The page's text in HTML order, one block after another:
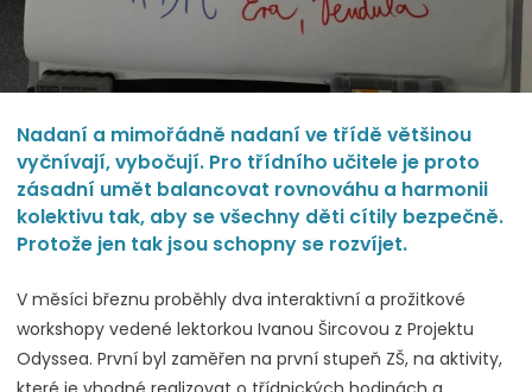
Nadaní a mimořádně nadaní ve třídě většinou
vyčnívají, vybočují. Pro třídního učitele je proto
zásadní umět balancovat rovnováhu a harmonii
kolektivu tak, aby se všechny děti cítily bezpečně.
Protože jen tak jsou schopny se rozvíjet.
V měsíci březnu proběhly dva interaktivní a prožitkové
workshopy vedené lektorkou Ivanou Šircovou z Projektu
Odyssea. První byl zaměřen na první stupeň ZŠ, na aktivity,